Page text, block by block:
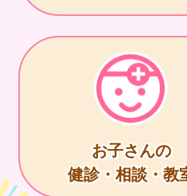
お子さんの
健診・相談・教